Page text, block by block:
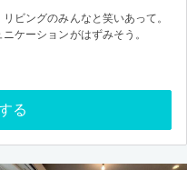
ビングのみんなと笑いあって。
ケーションがはずみそう。
る